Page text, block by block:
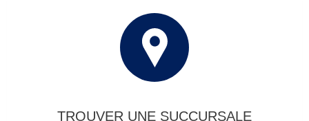
TROUVER UNE SUCCURSALE